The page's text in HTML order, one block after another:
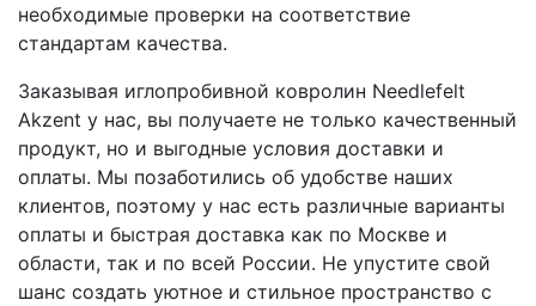
необходимые проверки на соответствие
стандартам качества.
Заказывая иглопробивной ковролин Needlefelt
Akzent у нас, вы получаете не только качественный
продукт, но и выгодные условия доставки и
оплаты. Мы позаботились об удобстве наших
клиентов, поэтому у нас есть различные варианты
оплаты и быстрая доставка как по Москве и
области, так и по всей России. Не упустите свой
шанс создать уютное и стильное пространство с